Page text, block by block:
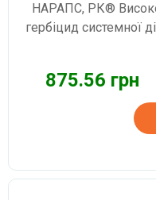
НАРАПС, РК®
гербіцид системної
875.56 грн